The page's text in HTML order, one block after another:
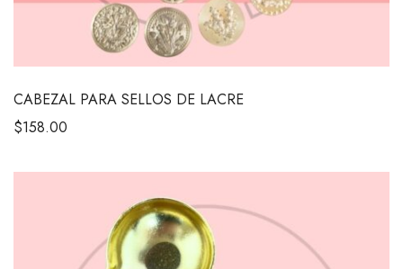
CABEZAL PARA SELLOS DE LACRE
$158.00